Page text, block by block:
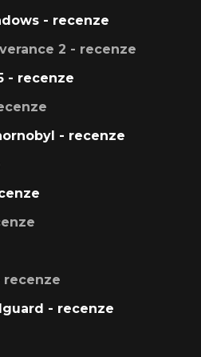
- recenze
2 - recenze
- recenze
- recenze
recenze
- recenze